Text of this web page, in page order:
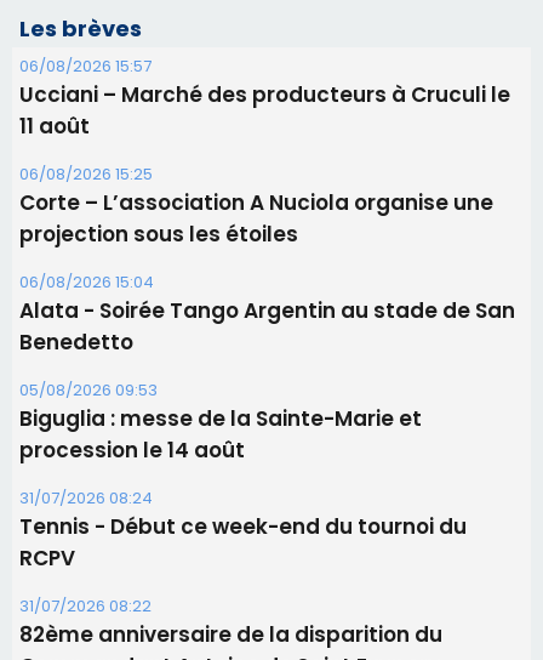
Les brèves
06/08/2026 15:57
Ucciani – Marché des producteurs à Cruculi le
11 août
06/08/2026 15:25
Corte – L’association A Nuciola organise une
projection sous les étoiles
06/08/2026 15:04
Alata - Soirée Tango Argentin au stade de San
Benedetto